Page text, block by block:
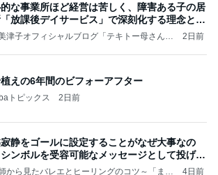
な事業所ほど経営は苦しく、障害ある子の居
放課後デイサービス」で深刻化する理念と現
津子オフィシャルブログ「テキトー母さんの
2日前
えの6年間のビフォーアフター
トピックス 2日前
静をゴールに設定することがなぜ大事なの
ンボルを受容可能なメッセージとして投げる
から見たバレエとヒーリングのコツ～「まと
4日前